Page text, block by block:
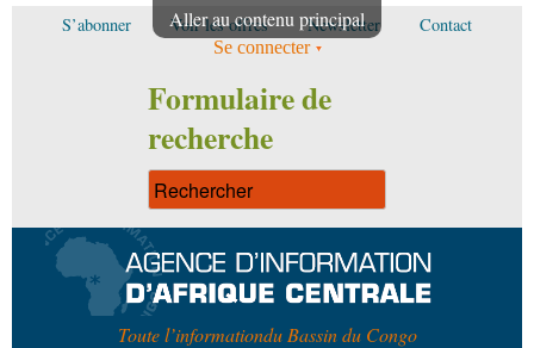
Aller au contenu principal
S’abonner Voir les offres Newsletter Contact
Se connecter
Formulaire de
recherche
Toute l’informationdu Bassin du Congo